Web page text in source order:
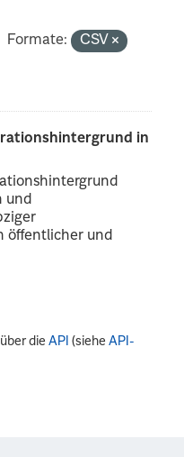
Formate: CSV
in
und
öffentlicher und
dieAPI (sieheAPI-